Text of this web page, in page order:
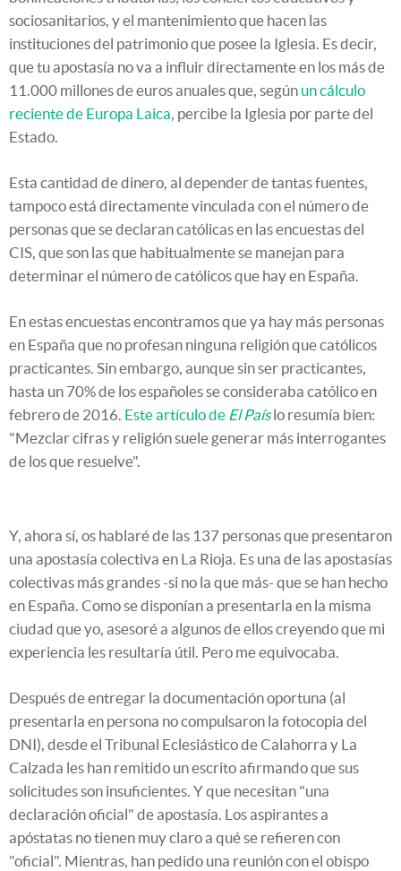
sociosanitarios, y el mantenimiento que hacen las
instituciones del patrimonio que posee la Iglesia. Es decir,
que tu apostasía no va a influir directamente en los más de
11.000 millones de euros anuales que, según un cálculo
reciente de Europa Laica , percibe la Iglesia por parte del
Estado.
Esta cantidad de dinero, al depender de tantas fuentes,
tampoco está directamente vinculada con el número de
personas que se declaran católicas en las encuestas del
CIS, que son las que habitualmente se manejan para
determinar el número de católicos que hay en España.
En estas encuestas encontramos que ya hay más personas
en España que no profesan ninguna religión que católicos
practicantes. Sin embargo, aunque sin ser practicantes,
hasta un 70% de los españoles se consideraba católico en
febrero de 2016. Este artículo de El Paíslo resumía bien:
"Mezclar cifras y religión suele generar más interrogantes
de los que resuelve".
Y, ahora sí, os hablaré de las 137 personas que presentaron
una apostasía colectiva en La Rioja. Es una de las apostasías
colectivas más grandes -si no la que más- que se han hecho
en España. Como se disponían a presentarla en la misma
ciudad que yo, asesoré a algunos de ellos creyendo que mi
experiencia les resultaría útil. Pero me equivocaba.
Después de entregar la documentación oportuna (al
presentarla en persona no compulsaron la fotocopia del
DNI), desde el Tribunal Eclesiástico de Calahorra y La
Calzada les han remitido un escrito afirmando que sus
solicitudes son insuficientes. Y que necesitan "una
declaración oficial" de apostasía. Los aspirantes a
apóstatas no tienen muy claro a qué se refieren con
"oficial". Mientras, han pedido una reunión con el obispo